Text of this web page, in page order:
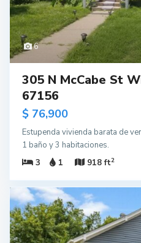
6
305 N McCabe St
67156
$ 76,900
Estupenda vivienda barata de
1 baño y 3 habitaciones.
3
1 918 ft2